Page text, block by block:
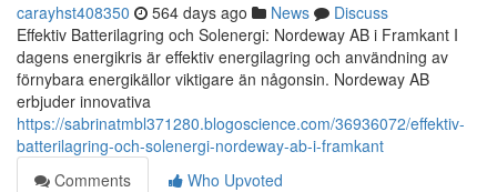
carayhst408350 564 days ago News
Discuss
Effektiv Batterilagring och Solenergi: Nordeway AB i Framkant I
dagens energikris är effektiv energilagring och användning av
förnybara energikällor viktigare än någonsin. Nordeway AB
erbjuder innovativa
https://sabrinatmbl371280.blogoscience.com/36936072/effektiv-
batterilagring-och-solenergi-nordeway-ab-i-framkant
Comments
Who Upvoted